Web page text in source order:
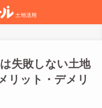
失敗しない土地
リット・デメリ